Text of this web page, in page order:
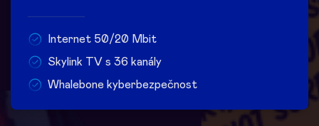
Internet 50/20 Mbit
Skylink TV s 36 kanály
Whalebone kyberbezpečnost